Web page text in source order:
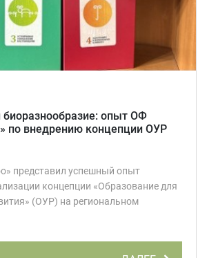
биоразнообразие: опыт ОФ
по внедрению концепции ОУР
представил успешный опыт
концепции «Образование для
(ОУР) на региональном